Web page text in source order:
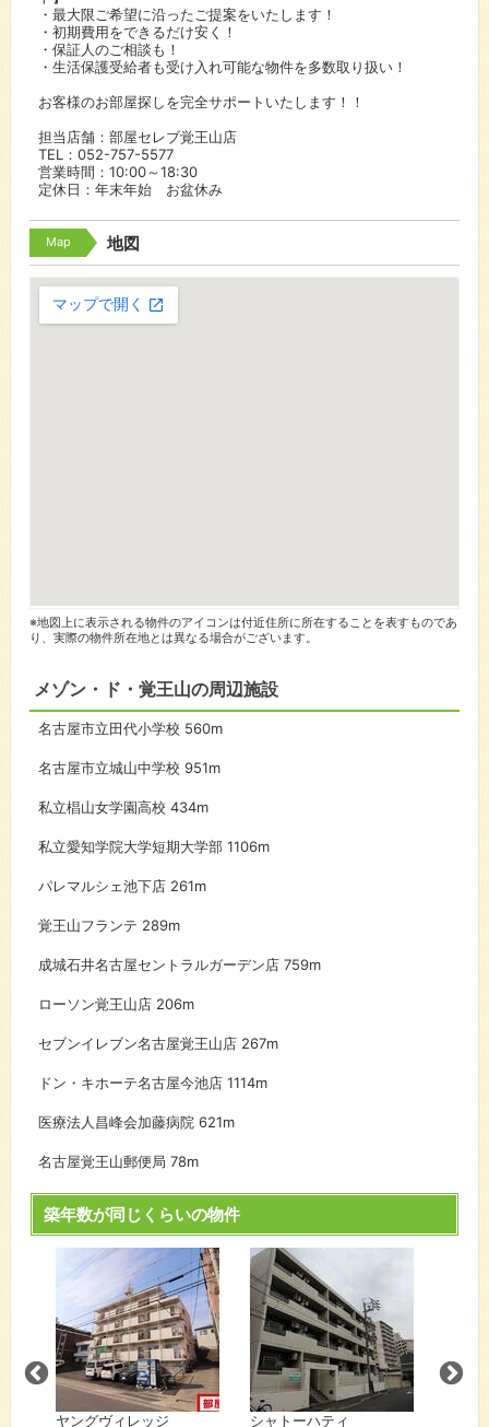
・最大限ご希望に沿ったご提案をいたします！
・初期費用をできるだけ安く！
・保証人のご相談も！
・生活保護受給者も受け入れ可能な物件を多数取り扱い！
お客様のお部屋探しを完全サポートいたします！！
担当店舗：部屋セレブ覚王山店
TEL：052-757-5577
営業時間：10:00～18:30
定休日：年末年始 お盆休み
Map 地図
※地図上に表示される物件のアイコンは付近住所に所在することを表すものであ
り、実際の物件所在地とは異なる場合がございます。
メゾン・ド・覚王山の周辺施設
名古屋市立田代小学校 560m
名古屋市立城山中学校 951m
私立椙山女学園高校 434m
私立愛知学院大学短期大学部 1106m
パレマルシェ池下店 261m
覚王山フランテ 289m
成城石井名古屋セントラルガーデン店 759m
ローソン覚王山店 206m
セブンイレブン名古屋覚王山店 267m
ドン・キホーテ名古屋今池店 1114m
医療法人昌峰会加藤病院 621m
名古屋覚王山郵便局 78m
築年数が同じくらいの物件
ヤングヴィレッジ シャトーハティ